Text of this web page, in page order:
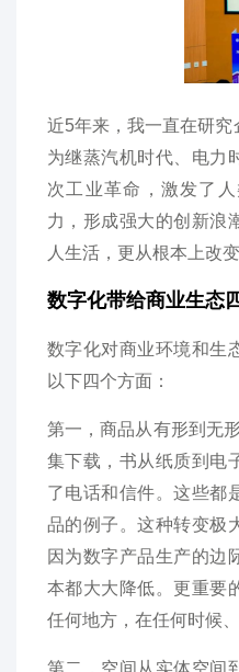
近5年来，我一直在研
为继蒸汽机时代、电力
次工业革命，激发了
力，形成强大的创新浪
人生活，更从根本上改
数字化带给商业生态
数字化对商业环境和生
以下四个方面：
第一，商品从有形到无
集下载，书从纸质到电
了电话和信件。这些都
品的例子。这种转变极
因为数字产品生产的边
本都大大降低。更重要
任何地方，在任何时候
第二，空间从实体空间